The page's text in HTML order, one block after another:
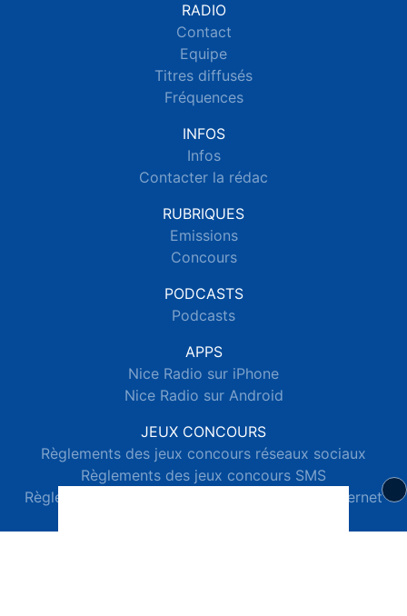
RADIO
Contact
Equipe
Titres diffusés
Fréquences
INFOS
Infos
Contacter la rédac
RUBRIQUES
Emissions
Concours
PODCASTS
Podcasts
APPS
Nice Radio sur iPhone
Nice Radio sur Android
JEUX CONCOURS
Règlements des jeux concours réseaux sociaux
Règlements des jeux concours SMS
Règlements des jeux concours téléphone et internet